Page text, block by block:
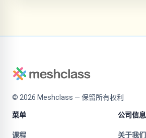
© 2026 Meshclass — 保留所有权利
菜单
课程
公司信息
关于我们